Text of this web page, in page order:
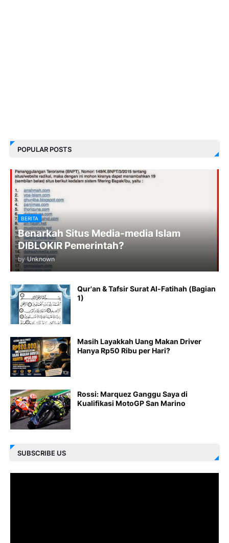
POPULAR POSTS
BERITA
Benarkah Situs Media-media Islam
DIBLOKIR Pemerintah?
by Unknown
Qur'an & Tafsir Surat Al-Fatihah (Bagian
1)
Masih Layakkah Uang Makan Driver
Hanya Rp50 Ribu per Hari?
Rossi: Marquez Ganggu Saya di
Kualifikasi MotoGP San Marino
SUBSCRIBE US